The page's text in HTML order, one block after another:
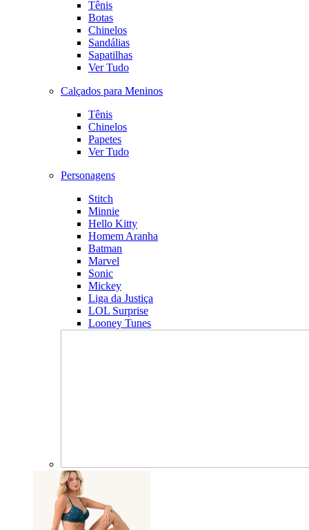
Tênis
Botas
Chinelos
Sandálias
Sapatilhas
Ver Tudo
Calçados para Meninos
Tênis
Chinelos
Papetes
Ver Tudo
Personagens
Stitch
Minnie
Hello Kitty
Homem Aranha
Batman
Marvel
Sonic
Mickey
Liga da Justiça
LOL Surprise
Looney Tunes